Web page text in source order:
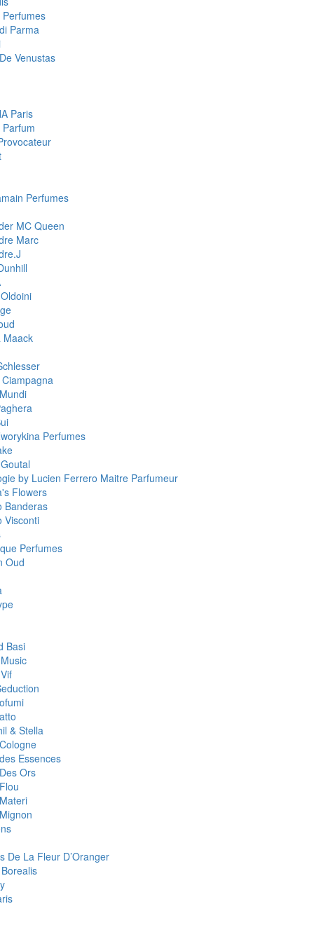
Perfumes
Parma
Venustas
Paris
Perfumes
MC Queen
Marc
Maack
Perfumes
by Lucien Ferrero Maitre Parfumeur
Flowers
Banderas
Visconti
Perfumes
Oud
Basi
& Stella
Essences
Ors
De La Fleur D’Oranger